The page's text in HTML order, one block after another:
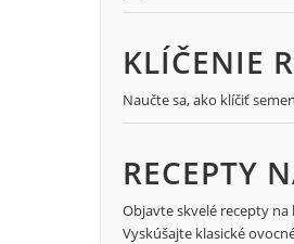
KLÍČENIE
Naučte sa, ako klíčiť
RECEPTY
Objavte skvelé recepty
Vyskúšajte klasické